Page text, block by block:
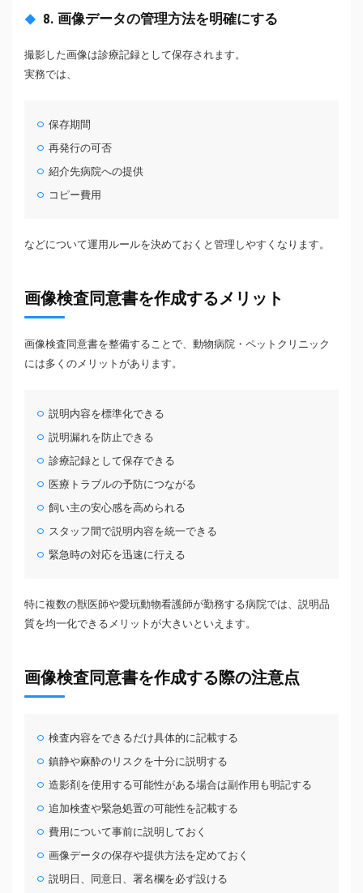
8. 画像データの管理方法を明確にする
撮影した画像は診療記録として保存されます。
実務では、
保存期間
再発行の可否
紹介先病院への提供
コピー費用
などについて運用ルールを決めておくと管理しやすくなります。
画像検査同意書を作成するメリット
画像検査同意書を整備することで、動物病院・ペットクリニック
には多くのメリットがあります。
説明内容を標準化できる
説明漏れを防止できる
診療記録として保存できる
医療トラブルの予防につながる
飼い主の安心感を高められる
スタッフ間で説明内容を統一できる
緊急時の対応を迅速に行える
特に複数の獣医師や愛玩動物看護師が勤務する病院では、説明品
質を均一化できるメリットが大きいといえます。
画像検査同意書を作成する際の注意点
検査内容をできるだけ具体的に記載する
鎮静や麻酔のリスクを十分に説明する
造影剤を使用する可能性がある場合は副作用も明記する
追加検査や緊急処置の可能性を記載する
費用について事前に説明しておく
画像データの保存や提供方法を定めておく
説明日、同意日、署名欄を必ず設ける